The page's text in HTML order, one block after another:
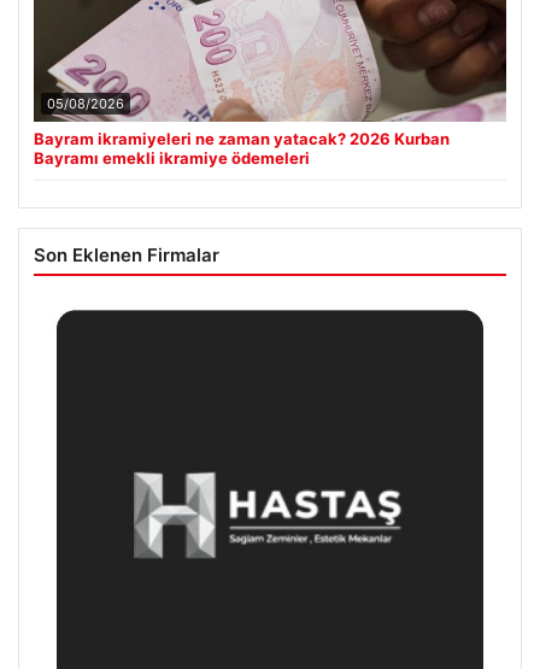
05/08/2026
Bayram ikramiyeleri ne zaman yatacak? 2026 Kurban
Bayramı emekli ikramiye ödemeleri
Son Eklenen Firmalar